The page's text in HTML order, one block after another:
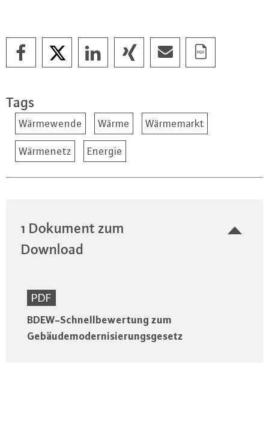
Tags
Wärmewende Wärme Wärmemarkt
Wärmenetz Energie
1 Dokument zum
Download
PDF
BDEW-Schnellbewertung zum
Gebäudemodernisierungsgesetz